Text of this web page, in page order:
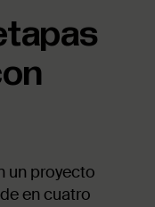
un proyecto
en cuatro